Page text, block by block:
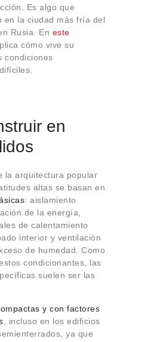
Es algo que
en la ciudad más fría del
Rusia. En este
cómo vive su
condiciones
en
la arquitectura popular
altas se basan en
: aislamiento
de la energía,
de calentamiento
interior y ventilación
de humedad. Como
condicionantes, las
suelen ser las
y con factores
, incluso en los edificios
ya que